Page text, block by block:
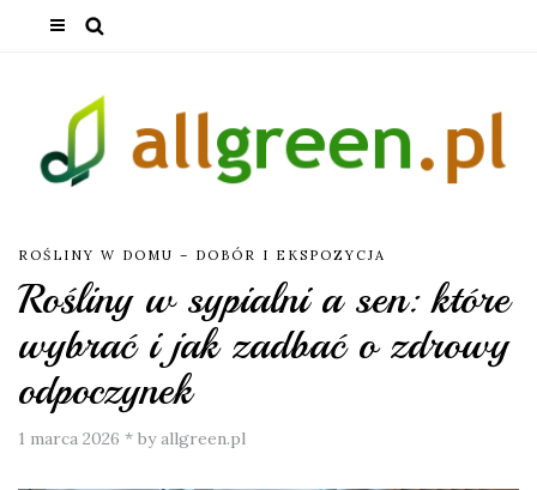
ROŚLINY W DOMU – DOBÓR I EKSPOZYCJA
Rośliny w sypialni a sen: które
wybrać i jak zadbać o zdrowy
odpoczynek
1 marca 2026 * by allgreen.pl